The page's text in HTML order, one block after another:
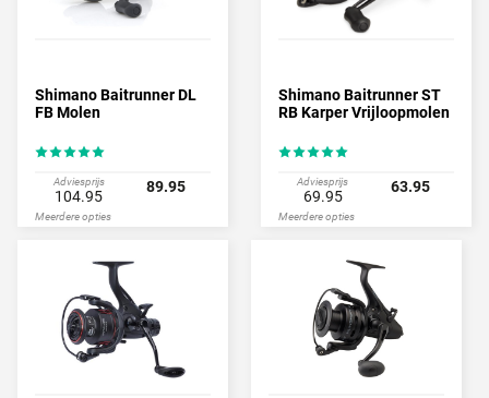
Shimano Baitrunner DL
FB Molen
Adviesprijs
104.95
89.95
Meerdere opties
Shimano Baitrunner ST
RB Karper Vrijloopmolen
Adviesprijs
69.95
63.95
Meerdere opties